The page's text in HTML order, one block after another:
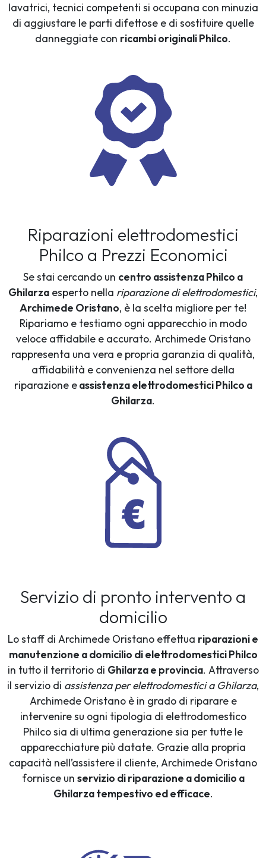
lavatrici, tecnici competenti si occupana con minuzia
di aggiustare le parti difettose e di sostituire quelle
danneggiate con ricambi originali Philco.
Riparazioni elettrodomestici
Philco a Prezzi Economici
Se stai cercando un centro assistenza Philco a
Ghilarza esperto nella riparazione di elettrodomestici,
Archimede Oristano, è la scelta migliore per te!
Ripariamo e testiamo ogni apparecchio in modo
veloce affidabile e accurato. Archimede Oristano
rappresenta una vera e propria garanzia di qualità,
affidabilità e convenienza nel settore della
riparazione eassistenza elettrodomestici Philco a
Ghilarza.
Servizio di pronto intervento a
domicilio
Lo staff di Archimede Oristano effettua riparazioni e
manutenzione a domicilio di elettrodomestici Philco
in tutto il territorio di Ghilarza e provincia. Attraverso
il servizio di assistenza per elettrodomestici a Ghilarza,
Archimede Oristano è in grado di riparare e
intervenire su ogni tipologia di elettrodomestico
Philco sia di ultima generazione sia per tutte le
apparecchiature più datate. Grazie alla propria
capacità nell’assistere il cliente, Archimede Oristano
fornisce un servizio di riparazione a domicilio a
Ghilarza tempestivo ed efficace.